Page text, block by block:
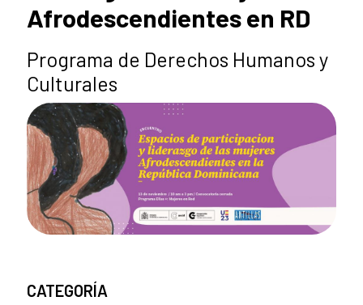
Afrodescendientes en RD
Programa de Derechos Humanos y
Culturales
CATEGORÍA